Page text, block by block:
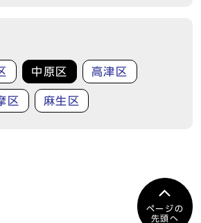
中原区 高津区
区 麻生区
ページの
先頭へ